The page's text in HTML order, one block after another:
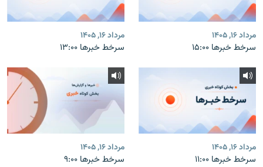
مرداد ۱۶, ۱۴۰۵
سرخط خبرها ۱۵:۰۰
مرداد ۱۶, ۱۴۰۵
سرخط خبرها ۱۳:۰۰
مرداد ۱۶, ۱۴۰۵
سرخط خبرها ۱۱:۰۰
مرداد ۱۶, ۱۴۰۵
سرخط خبرها ۹:۰۰